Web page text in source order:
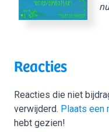
Reacties
Reacties die niet
verwijderd. Plaats een
hebt gezien!